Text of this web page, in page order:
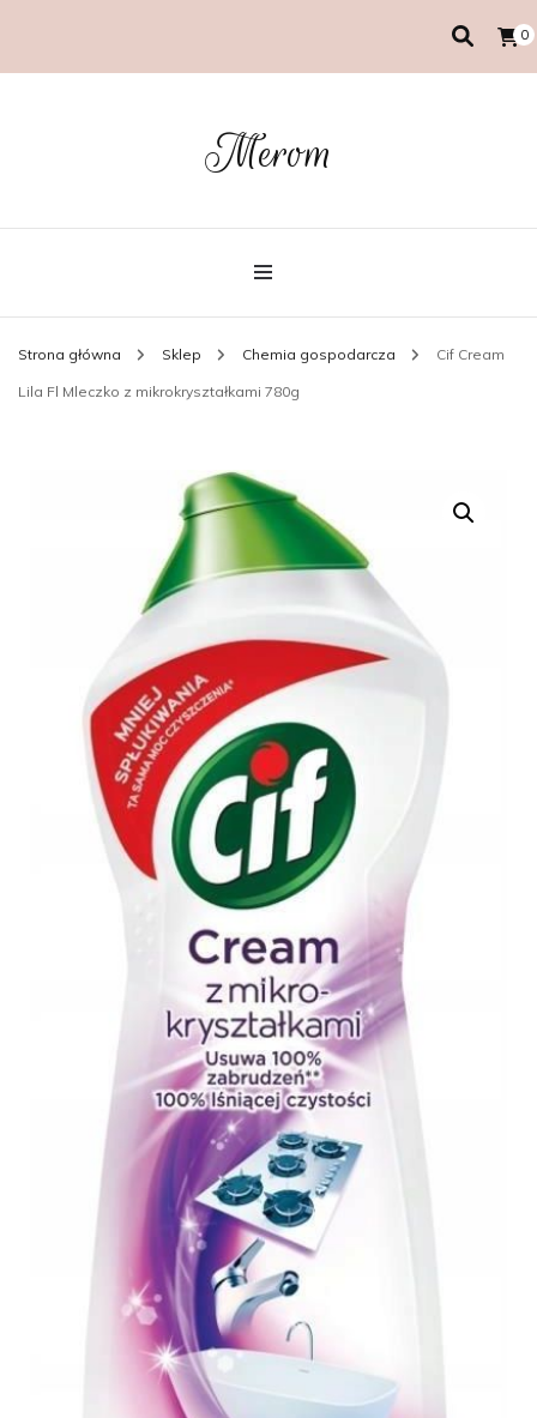
0
Merom
Strona główna Sklep Chemia gospodarcza Cif Cream
Lila Fl Mleczko z mikrokryształkami 780g